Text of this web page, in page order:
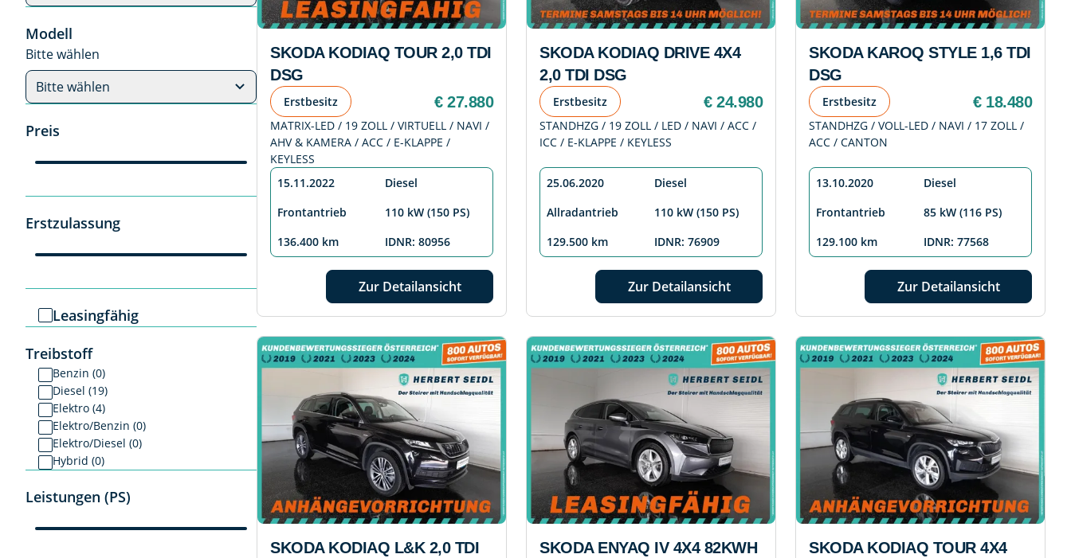
Modell
Bitte wählen
Bitte wählen
Preis
Erstzulassung
Leasingfähig
Treibstoff
Benzin (0)
Diesel (19)
Elektro (4)
Elektro/Benzin (0)
Elektro/Diesel (0)
Hybrid (0)
Leistungen (PS)
SKODA KODIAQ TOUR 2,0 TDI
DSG
Erstbesitz € 27.880
MATRIX-LED / 19 ZOLL / VIRTUELL / NAVI /
AHV & KAMERA / ACC / E-KLAPPE /
KEYLESS
15.11.2022
Diesel
Frontantrieb
110 kW (150 PS)
136.400 km
IDNR: 80956
Zur Detailansicht
SKODA KODIAQ DRIVE 4X4
2,0 TDI DSG
Erstbesitz € 24.980
STANDHZG / 19 ZOLL / LED / NAVI / ACC /
ICC / E-KLAPPE / KEYLESS
25.06.2020
Diesel
Allradantrieb
110 kW (150 PS)
129.500 km
IDNR: 76909
Zur Detailansicht
SKODA KAROQ STYLE 1,6 TDI
DSG
Erstbesitz € 18.480
STANDHZG / VOLL-LED / NAVI / 17 ZOLL /
ACC / CANTON
13.10.2020
Diesel
Frontantrieb
85 kW (116 PS)
129.100 km
IDNR: 77568
Zur Detailansicht
SKODA KODIAQ L&K 2,0 TDI
SKODA ENYAQ IV 4X4 82KWH
SKODA KODIAQ TOUR 4X4